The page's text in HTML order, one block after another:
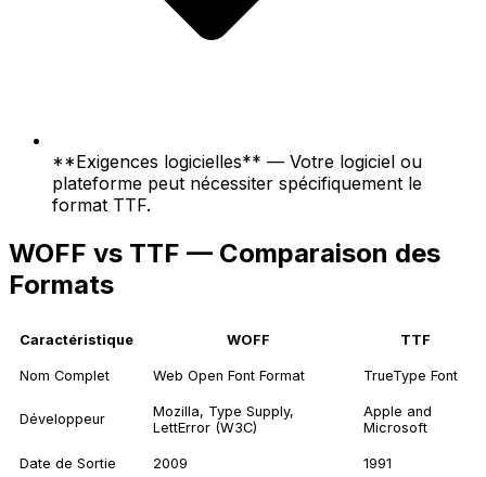
**Exigences logicielles** — Votre logiciel ou
plateforme peut nécessiter spécifiquement le
format TTF.
WOFF vs TTF — Comparaison des
Formats
Caractéristique WOFF TTF
Nom Complet Web Open Font Format TrueType Font
Développeur
Mozilla, Type Supply,
LettError (W3C)
Apple and
Microsoft
Date de Sortie 2009 1991